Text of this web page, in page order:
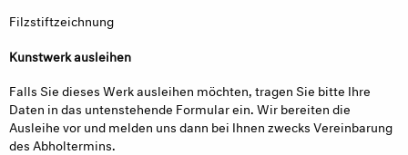
Filzstiftzeichnung
Kunstwerk ausleihen
Falls Sie dieses Werk ausleihen möchten, tragen Sie bitte Ihre
Daten in das untenstehende Formular ein. Wir bereiten die
Ausleihe vor und melden uns dann bei Ihnen zwecks Vereinbarung
des Abholtermins.